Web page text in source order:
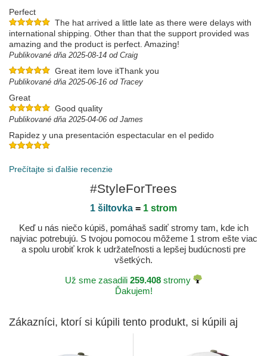
Perfect
The hat arrived a little late as there were delays with
international shipping. Other than that the support provided was
amazing and the product is perfect. Amazing!
Publikované dňa 2025-08-14 od Craig
Great item love itThank you
Publikované dňa 2025-06-16 od Tracey
Great
Good quality
Publikované dňa 2025-04-06 od James
Rapidez y una presentación espectacular en el pedido
Prečítajte si ďalšie recenzie
#StyleForTrees
1 šiltovka = 1 strom
Keď u nás niečo kúpiš, pomáhaš sadiť stromy tam, kde ich
najviac potrebujú. S tvojou pomocou môžeme 1 strom ešte viac
a spolu urobiť krok k udržateľnosti a lepšej budúcnosti pre
všetkých.
Už sme zasadili 259.408 stromy
Ďakujem!
Zákazníci, ktorí si kúpili tento produkt, si kúpili aj